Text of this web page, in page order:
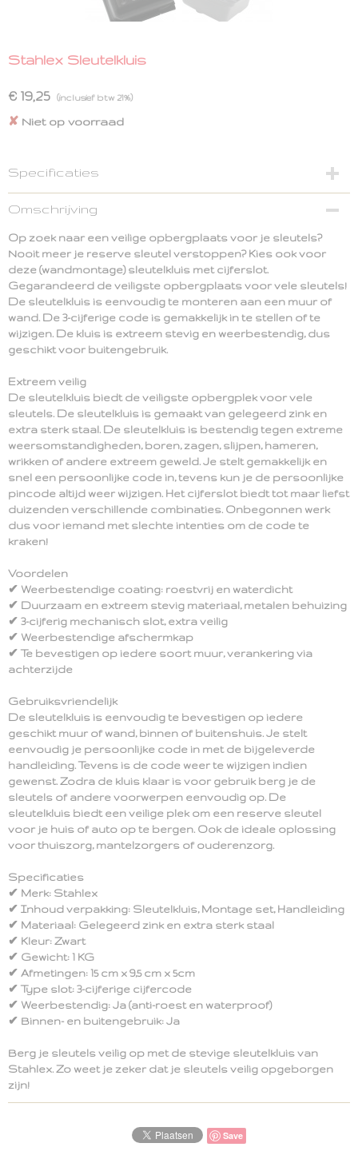
Stahlex Sleutelkluis
€ 19,25 (inclusief btw 21%)
✘ Niet op voorraad
Specificaties
EAN code
8719274347613
Netto gewicht
0,61 Kg
Afmetingen (l,b,h)
9,50 x 5 x 5 cm
Omschrijving
Op zoek naar een veilige opbergplaats voor je sleutels?
Nooit meer je reserve sleutel verstoppen? Kies ook voor
deze (wandmontage) sleutelkluis met cijferslot.
Gegarandeerd de veiligste opbergplaats voor vele sleutels!
De sleutelkluis is eenvoudig te monteren aan een muur of
wand. De 3-cijferige code is gemakkelijk in te stellen of te
wijzigen. De kluis is extreem stevig en weerbestendig, dus
geschikt voor buitengebruik.
Extreem veilig
De sleutelkluis biedt de veiligste opbergplek voor vele
sleutels. De sleutelkluis is gemaakt van gelegeerd zink en
extra sterk staal. De sleutelkluis is bestendig tegen extreme
weersomstandigheden, boren, zagen, slijpen, hameren,
wrikken of andere extreem geweld. Je stelt gemakkelijk en
snel een persoonlijke code in, tevens kun je de persoonlijke
pincode altijd weer wijzigen. Het cijferslot biedt tot maar liefst
duizenden verschillende combinaties. Onbegonnen werk
dus voor iemand met slechte intenties om de code te
kraken!
Voordelen
✔ Weerbestendige coating: roestvrij en waterdicht
✔ Duurzaam en extreem stevig materiaal, metalen behuizing
✔ 3-cijferig mechanisch slot, extra veilig
✔ Weerbestendige afschermkap
✔ Te bevestigen op iedere soort muur, verankering via
achterzijde
Gebruiksvriendelijk
De sleutelkluis is eenvoudig te bevestigen op iedere
geschikt muur of wand, binnen of buitenshuis. Je stelt
eenvoudig je persoonlijke code in met de bijgeleverde
handleiding. Tevens is de code weer te wijzigen indien
gewenst. Zodra de kluis klaar is voor gebruik berg je de
sleutels of andere voorwerpen eenvoudig op. De
sleutelkluis biedt een veilige plek om een reserve sleutel
voor je huis of auto op te bergen. Ook de ideale oplossing
voor thuiszorg, mantelzorgers of ouderenzorg.
Specificaties
✔ Merk: Stahlex
✔ Inhoud verpakking: Sleutelkluis, Montage set, Handleiding
✔ Materiaal: Gelegeerd zink en extra sterk staal
✔ Kleur: Zwart
✔ Gewicht: 1 KG
✔ Afmetingen: 15 cm x 9,5 cm x 5cm
✔ Type slot: 3-cijferige cijfercode
✔ Weerbestendig: Ja (anti-roest en waterproof)
✔ Binnen- en buitengebruik: Ja
Berg je sleutels veilig op met de stevige sleutelkluis van
Stahlex. Zo weet je zeker dat je sleutels veilig opgeborgen
zijn!
Save